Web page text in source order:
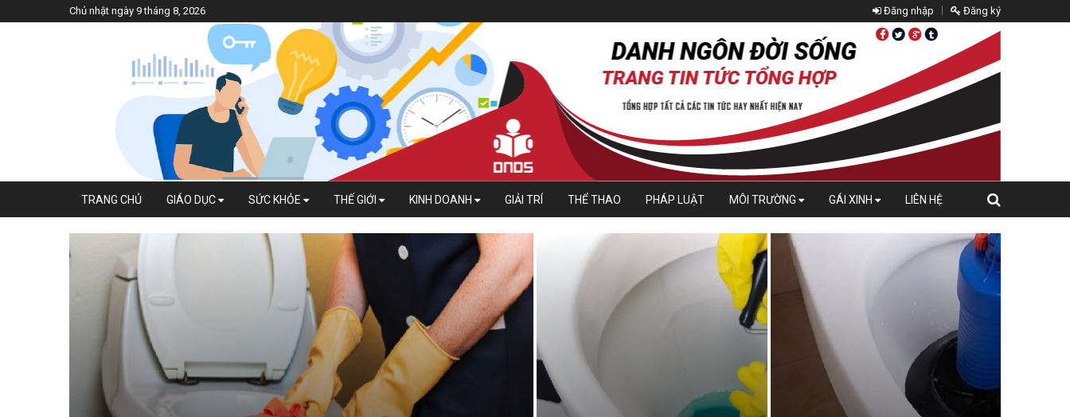
Chủ nhật ngày 9 tháng 8, 2026 Đăng nhập Đăng ký
TRANG CHỦ GIÁO DỤC SỨC KHỎE THẾ GIỚI KINH DOANH GIẢI TRÍ THỂ THAO PHÁP LUẬT MÔI TRƯỜNG GÁI XINH LIÊN HỆ